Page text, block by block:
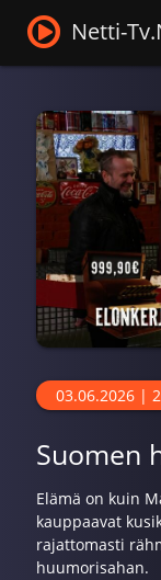
Netti-
03.06.2026 |
Suomen
Elämä on kuin
kauppaavat
rajattomasti
huumorisahan.